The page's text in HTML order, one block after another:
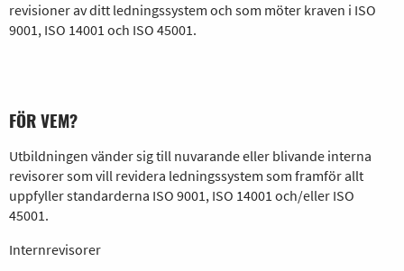
revisioner av ditt ledningssystem och som möter kraven i ISO
9001, ISO 14001 och ISO 45001.
FÖR VEM?
Utbildningen vänder sig till nuvarande eller blivande interna
revisorer som vill revidera ledningssystem som framför allt
uppfyller standarderna ISO 9001, ISO 14001 och/eller ISO
45001.
Internrevisorer